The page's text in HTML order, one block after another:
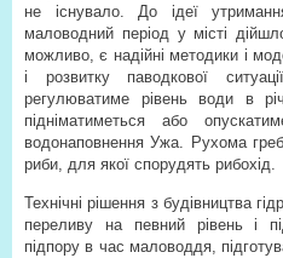
не існувало. До ідеї
маловодний період у місті
можливо, є надійні методики і
і розвитку паводкової
регулюватиме рівень води в
підніматиметься або
водонаповнення Ужа. Рухома
риби, для якої спорудять рибохід.
Технічні рішення з будівництва
переливу на певний рівень і
підпору в час маловоддя,